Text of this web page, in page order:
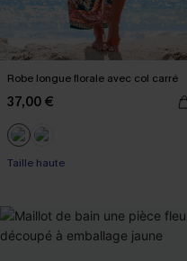
Robe longue florale avec col carré
37,00 €
Taille haute